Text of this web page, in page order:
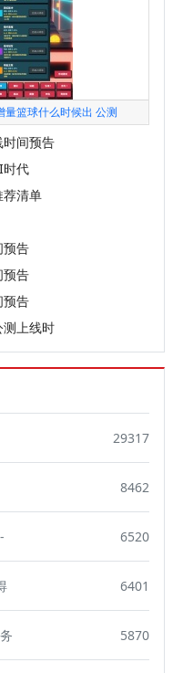
量篮球什么时候出 公测
间预告
时代
荐清单
预告
预告
预告
上线时
29317
8462
6520
6401
5870